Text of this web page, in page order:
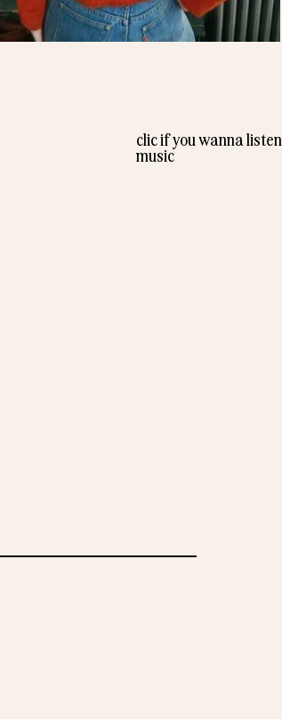
clic if you wanna listen
music